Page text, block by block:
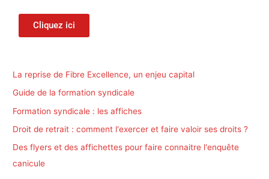
Cliquez ici
La reprise de Fibre Excellence, un enjeu capital
Guide de la formation syndicale
Formation syndicale : les affiches
Droit de retrait : comment l'exercer et faire valoir ses droits ?
Des flyers et des affichettes pour faire connaitre l'enquête
canicule